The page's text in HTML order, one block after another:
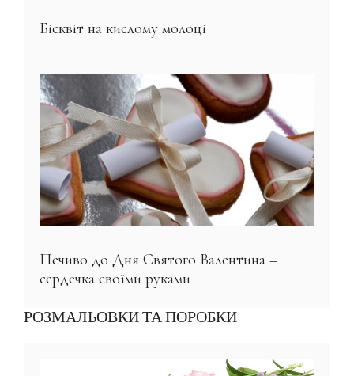
Бісквіт на кислому молоці
Печиво до Дня Святого Валентина –
сердечка своїми руками
РОЗМАЛЬОВКИ ТА ПОРОБКИ